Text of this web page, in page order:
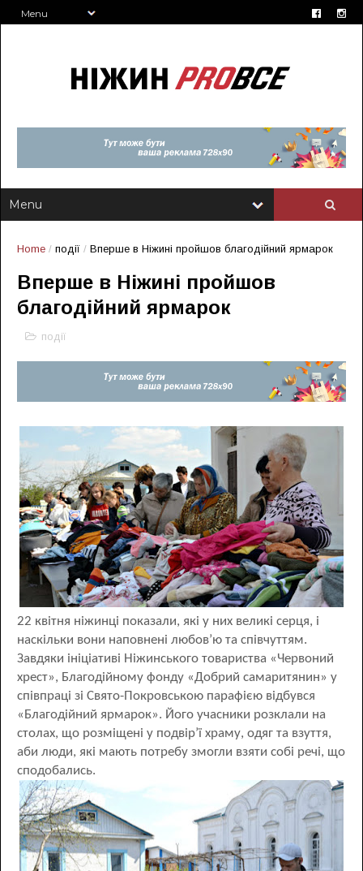
Home / події / Вперше в Ніжині пройшов благодійний ярмарок
Вперше в Ніжині пройшов
благодійний ярмарок
події
22 квітня ніжинці показали, які у них великі серця, і
наскільки вони наповнені любов’ю та співчуттям.
Завдяки ініціативі Ніжинського товариства «Червоний
хрест», Благодійному фонду «Добрий самаритянин» у
співпраці зі Свято-Покровською парафією відбувся
«Благодійний ярмарок». Його учасники розклали на
столах, що розміщені у подвір’ї храму, одяг та взуття,
аби люди, які мають потребу змогли взяти собі речі, що
сподобались.